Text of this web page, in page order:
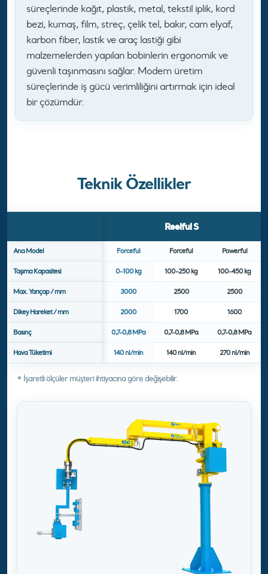
süreçlerinde kağıt, plastik, metal, tekstil iplik, kord
bezi, kumaş, film, streç, çelik tel, bakır, cam elyaf,
karbon fiber, lastik ve araç lastiği gibi
malzemelerden yapılan bobinlerin ergonomik ve
güvenli taşınmasını sağlar. Modern üretim
süreçlerinde iş gücü verimliliğini artırmak için ideal
bir çözümdür.
Teknik Özellikler
Reelful S
Ana Model Forceful Forceful Powerful
Taşıma Kapasitesi 0-100 kg 100-250 kg 100-450 kg
Max. Yarıçap / mm 3000 2500 2500
Dikey Hareket / mm 2000 1700 1600
Basınç 0,7-0,8 MPa 0,7-0,8 MPa 0,7-0,8 MPa
Hava Tüketimi 140 nl/min 140 nl/min 270 nl/min
* İşaretli ölçüler müşteri ihtiyacına göre değişebilir.